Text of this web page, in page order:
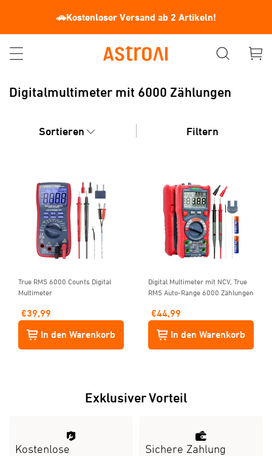
🚗Kostenloser Versand ab 2 Artikeln!
Digitalmultimeter mit 6000 Zählungen
Sortieren Filtern
True RMS 6000 Counts Digital
Multimeter
€39,99
In den Warenkorb
Digital Multimeter mit NCV, True
RMS Auto-Range 6000 Zählungen
€44,99
In den Warenkorb
Exklusiver Vorteil
Kostenlose
Sichere Zahlung